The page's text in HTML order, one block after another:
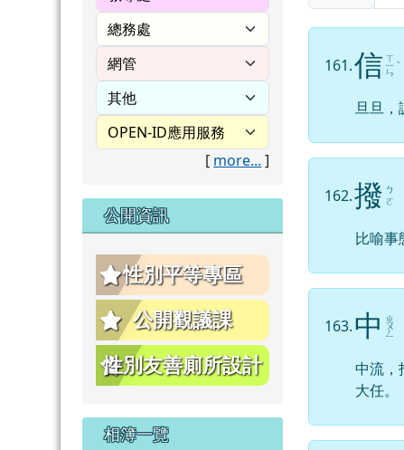
[ more... ]
公開資訊
性別平等專區
公開觀議課
性別友善廁所設計
相簿一覽
161.信 ㄒ
ㄧ
ㄣ
ˋ
旦旦，
162.撥 ㄅ
ㄛ
比喻事
163.中 ㄓ
ㄨ
ㄥ
中流，
大任。